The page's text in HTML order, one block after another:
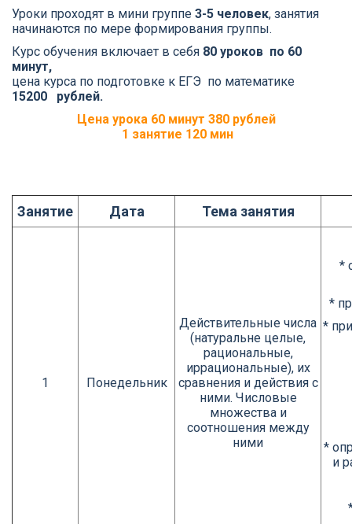
Уроки проходят в мини группе 3-5 человек, занятия
начинаются по мере формирования группы.
Курс обучения включает в себя 80 уроков по 60
минут,
цена курса по подготовке к ЕГЭ по математике
15200 рублей.
Цена урока 60 минут 380 рублей
1 занятие 120 мин
Занятие Дата Тема занятия
1 Понедельник
Действительные числа
(натуральне целые,
рациональные,
иррациональные), их
сравнения и действия с
ними. Числовые
множества и
соотношения между
ними
*
*
*
*
и